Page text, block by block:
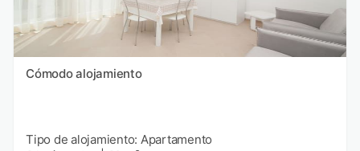
Cómodo alojamiento
Tipo de alojamiento: Apartamento